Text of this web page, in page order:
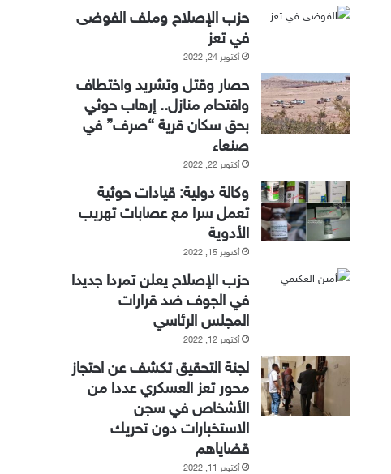
حزب الإصلاح وملف الفوضى
في تعز
أكتوبر 24, 2022
حصار وقتل وتشريد واختطاف
واقتحام منازل.. إرهاب حوثي
بحق سكان قرية “صرف” في
صنعاء
أكتوبر 22, 2022
وكالة دولية: قيادات حوثية
تعمل سرا مع عصابات تهريب
الأدوية
أكتوبر 15, 2022
حزب الإصلاح يعلن تمردا جديدا
في الجوف ضد قرارات
المجلس الرئاسي
أكتوبر 12, 2022
لجنة التحقيق تكشف عن احتجاز
محور تعز العسكري عددا من
الأشخاص في سجن
الاستخبارات دون تحريك
قضاياهم
أكتوبر 11, 2022